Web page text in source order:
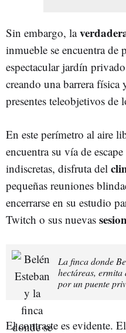
Sin embargo, la
inmueble se encuentra de
espectacular jardín
creando una barrera
presentes teleobjetivos de
En este perímetro al aire
encuentra su vía de
indiscretas, disfruta del
pequeñas reuniones
encerrarse en su estudio
Twitch o sus nuevas
La finca donde
hectáreas, ermita
por un puente
El contraste es evidente.